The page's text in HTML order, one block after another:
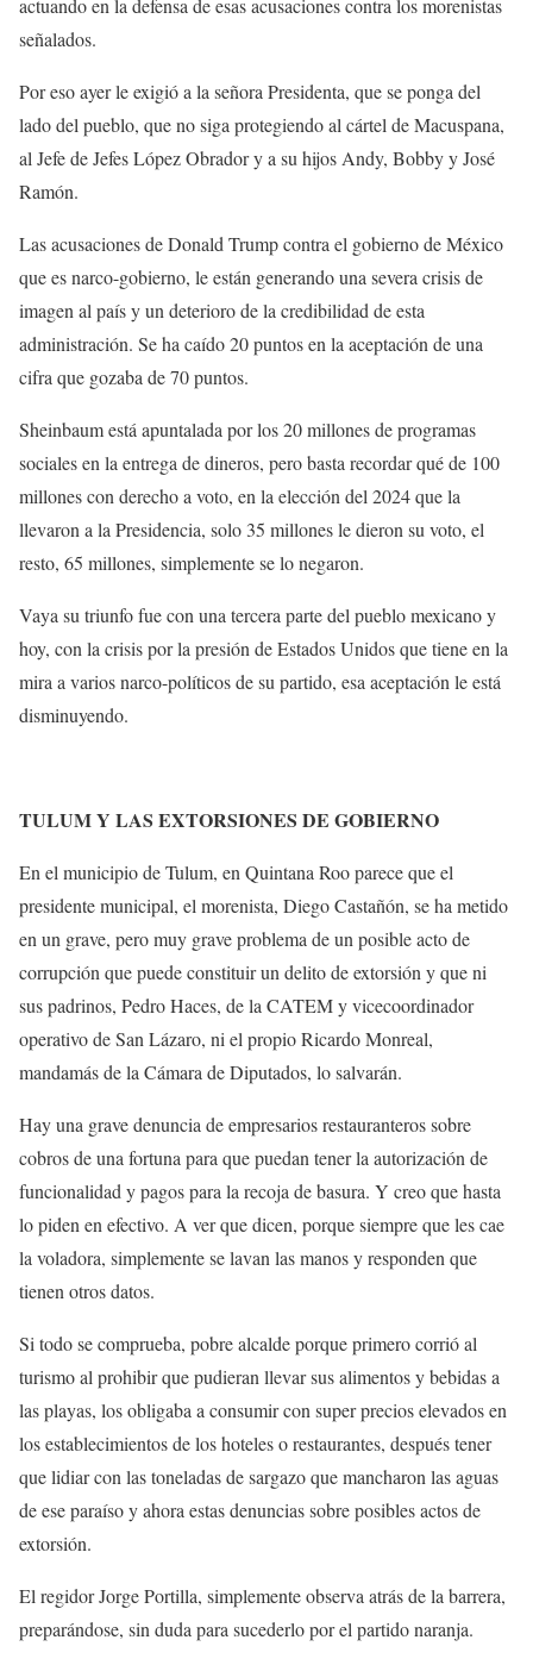
actuando en la defensa de esas acusaciones contra los morenistas
señalados.
Por eso ayer le exigió a la señora Presidenta, que se ponga del
lado del pueblo, que no siga protegiendo al cártel de Macuspana,
al Jefe de Jefes López Obrador y a su hijos Andy, Bobby y José
Ramón.
Las acusaciones de Donald Trump contra el gobierno de México
que es narco-gobierno, le están generando una severa crisis de
imagen al país y un deterioro de la credibilidad de esta
administración. Se ha caído 20 puntos en la aceptación de una
cifra que gozaba de 70 puntos.
Sheinbaum está apuntalada por los 20 millones de programas
sociales en la entrega de dineros, pero basta recordar qué de 100
millones con derecho a voto, en la elección del 2024 que la
llevaron a la Presidencia, solo 35 millones le dieron su voto, el
resto, 65 millones, simplemente se lo negaron.
Vaya su triunfo fue con una tercera parte del pueblo mexicano y
hoy, con la crisis por la presión de Estados Unidos que tiene en la
mira a varios narco-políticos de su partido, esa aceptación le está
disminuyendo.
TULUM Y LAS EXTORSIONES DE GOBIERNO
En el municipio de Tulum, en Quintana Roo parece que el
presidente municipal, el morenista, Diego Castañón, se ha metido
en un grave, pero muy grave problema de un posible acto de
corrupción que puede constituir un delito de extorsión y que ni
sus padrinos, Pedro Haces, de la CATEM y vicecoordinador
operativo de San Lázaro, ni el propio Ricardo Monreal,
mandamás de la Cámara de Diputados, lo salvarán.
Hay una grave denuncia de empresarios restauranteros sobre
cobros de una fortuna para que puedan tener la autorización de
funcionalidad y pagos para la recoja de basura. Y creo que hasta
lo piden en efectivo. A ver que dicen, porque siempre que les cae
la voladora, simplemente se lavan las manos y responden que
tienen otros datos.
Si todo se comprueba, pobre alcalde porque primero corrió al
turismo al prohibir que pudieran llevar sus alimentos y bebidas a
las playas, los obligaba a consumir con super precios elevados en
los establecimientos de los hoteles o restaurantes, después tener
que lidiar con las toneladas de sargazo que mancharon las aguas
de ese paraíso y ahora estas denuncias sobre posibles actos de
extorsión.
El regidor Jorge Portilla, simplemente observa atrás de la barrera,
preparándose, sin duda para sucederlo por el partido naranja.